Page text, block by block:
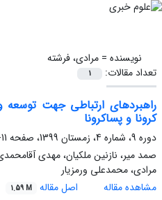
نویسنده =مرادی، فرشته
تعداد مقالات:
1
راهبردهای ارتباطی جهت
کرونا و پساکرونا
دوره 9، شماره 4، زمستان 1399، صفحه
11-60
صمد میر، نازنین ملکیان، مهدی
مرادی، محمدعلی ورمزیار
مشاهده مقاله
اصل مقاله 1.59 M